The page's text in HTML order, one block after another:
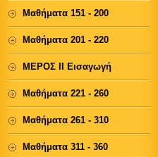
Μαθήματα 151 - 200
Μαθήματα 201 - 220
ΜΕΡΟΣ ΙΙ Εισαγωγή
Μαθήματα 221 - 260
Μαθήματα 261 - 310
Μαθήματα 311 - 360